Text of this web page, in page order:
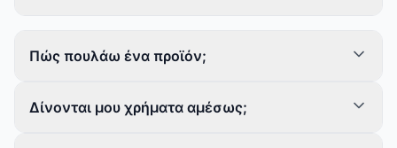
Πώς πουλάω ένα προϊόν;
Δίνονται μου χρήματα αμέσως;